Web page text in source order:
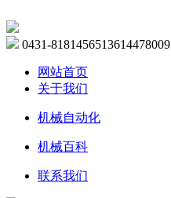
0431-8181456513614478009
网站首页
关于我们
机械自动化
机械百科
联系我们